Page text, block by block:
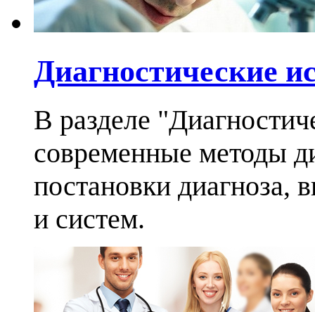
Диагностические
В разделе
современные методы
постановки диагноза,
и систем.